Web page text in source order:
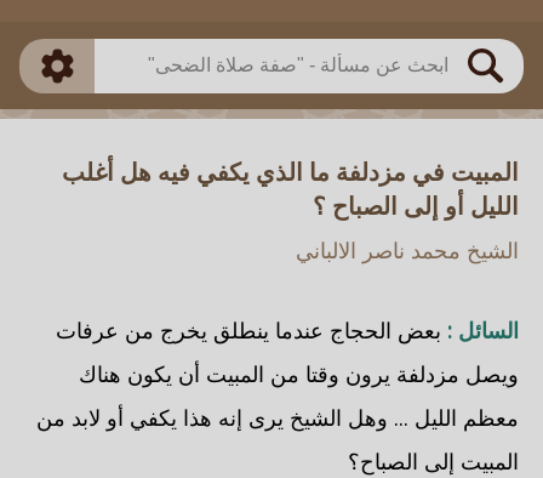
بحث
اللجنة الدائمة
المبيت في مزدلفة ما الذي يكفي فيه هل أغلب
الليل أو إلى الصباح ؟
الشيخ محمد ناصر الالباني
السائل : بعض الحجاج عندما ينطلق يخرج من عرفات
ويصل مزدلفة يرون وقتا من المبيت أن يكون هناك
معظم الليل ... وهل الشيخ يرى إنه هذا يكفي أو لابد من
المبيت إلى الصباح؟